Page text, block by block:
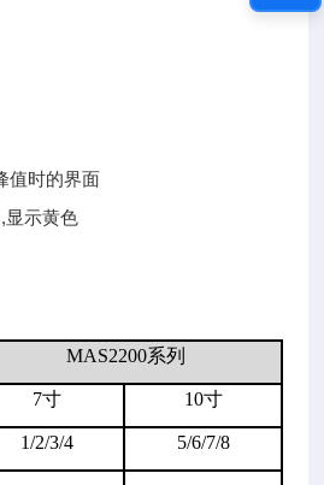
值时的界面
显示黄色
MAS2200系列
7寸 10寸
1/2/3/4 5/6/7/8